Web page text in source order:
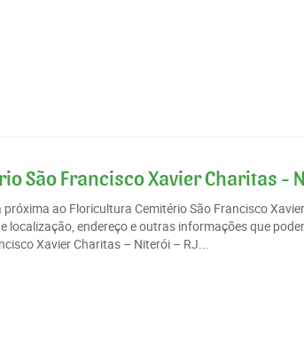
São Francisco Xavier Charitas -
ao Floricultura Cemitério São Francisco
localização, endereço e outras informações que
Xavier Charitas – Niterói – RJ...